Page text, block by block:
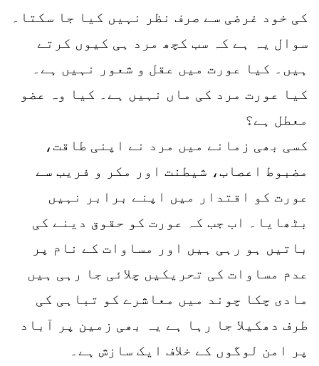
کی خود غرضی سے صرف نظر نہیں کیا جا سکتا۔
سوال یہ ہے کہ سب کچھ مرد ہی کیوں کرتے
ہیں۔ کیا عورت میں عقل و شعور نہیں ہے۔
کیا عورت مرد کی ماں نہیں ہے۔ کیا وہ عضو
معطل ہے؟
کسی بھی زمانے میں مرد نے اپنی طاقت،
مضبوط اعصاب، شیطنت اور مکر و فریب سے
عورت کو اقتدار میں اپنے برابر نہیں
بٹھایا۔ اب جب کہ عورت کو حقوق دینے کی
باتیں ہو رہی ہیں اور مساوات کے نام پر
عدم مساوات کی تحریکیں چلائی جا رہی ہیں
مادی چکا چوند میں معاشرے کو تباہی کی
طرف دھکیلا جا رہا ہے یہ بھی زمین پر آباد
پر امن لوگوں کے خلاف ایک سازش ہے۔